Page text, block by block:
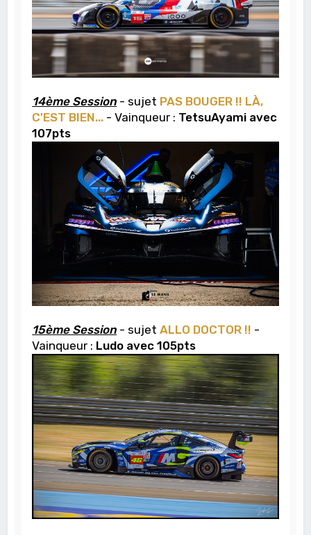
14ème Session - sujet PAS BOUGER !! LÀ,
C'EST BIEN... - Vainqueur : TetsuAyami avec
107pts
15ème Session - sujetALLO DOCTOR !! -
Vainqueur : Ludo avec 105pts